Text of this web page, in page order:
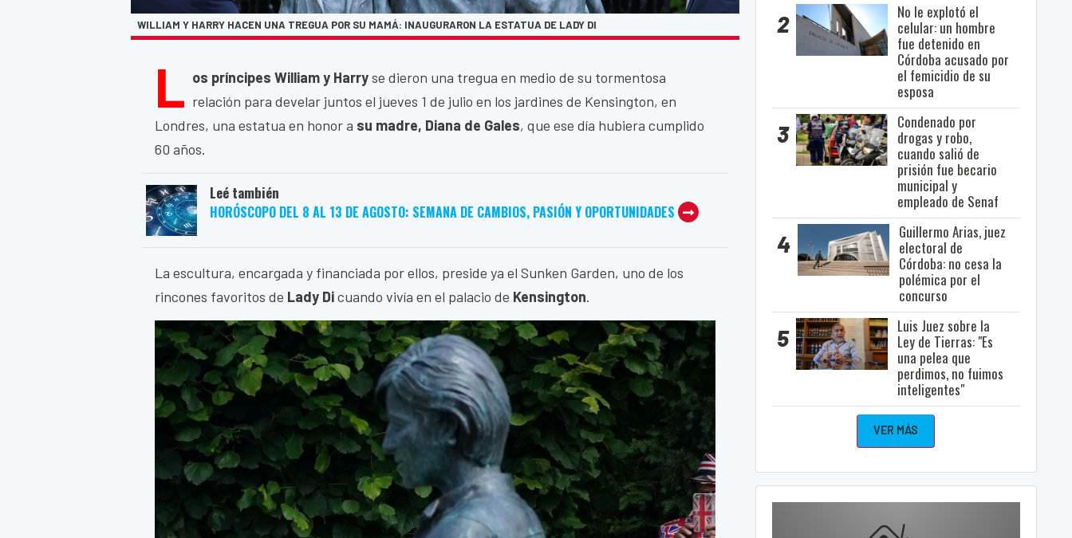
WILLIAM Y HARRY HACEN UNA TREGUA POR SU MAMÁ: INAUGURARON LA ESTATUA DE LADY DI
L os príncipes William y Harryse dieron una tregua en medio de su tormentosa
relación para develar juntos el jueves 1 de julio en los jardines de Kensington, en
Londres, una estatua en honor a su madre, Diana de Gales, que ese día hubiera cumplido
60 años.
Leé también
HORÓSCOPO DEL 8 AL 13 DE AGOSTO: SEMANA DE CAMBIOS, PASIÓN Y OPORTUNIDADES
La escultura, encargada y financiada por ellos, preside ya el Sunken Garden, uno de los
rincones favoritos de Lady Dicuando vivía en el palacio de Kensington.
2
No le explotó el
celular: un hombre
fue detenido en
Córdoba acusado por
el femicidio de su
esposa
3
Condenado por
drogas y robo,
cuando salió de
prisión fue becario
municipal y
empleado de Senaf
4
Guillermo Arias, juez
electoral de
Córdoba: no cesa la
polémica por el
concurso
5
Luis Juez sobre la
Ley de Tierras: "Es
una pelea que
perdimos, no fuimos
inteligentes"
VER MÁS